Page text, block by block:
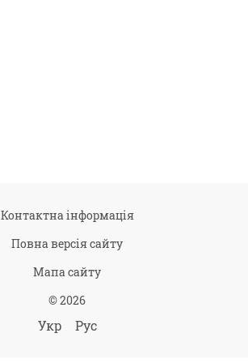
Контактна інформація
Повна версія сайту
Мапа сайту
© 2026
Укр Рус